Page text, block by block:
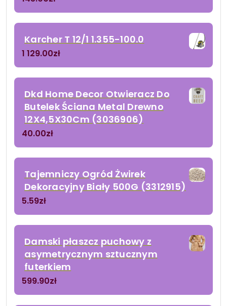
Karcher T 12/1 1.355-100.0
1 129.00zł
Dkd Home Decor Otwieracz Do
Butelek Ściana Metal Drewno
12X4,5X30Cm (3036906)
40.00zł
Tajemniczy Ogród Żwirek
Dekoracyjny Biały 500G (3312915)
5.59zł
Damski płaszcz puchowy z
asymetrycznym sztucznym
futerkiem
599.90zł